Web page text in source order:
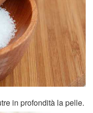
in profondità la pelle.